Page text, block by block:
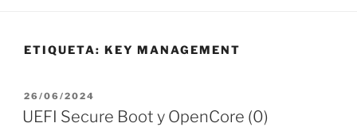
ETIQUETA: KEY MANAGEMENT
PUBLICADO
EL
26/06/2024
UEFI Secure Boot y OpenCore (0)